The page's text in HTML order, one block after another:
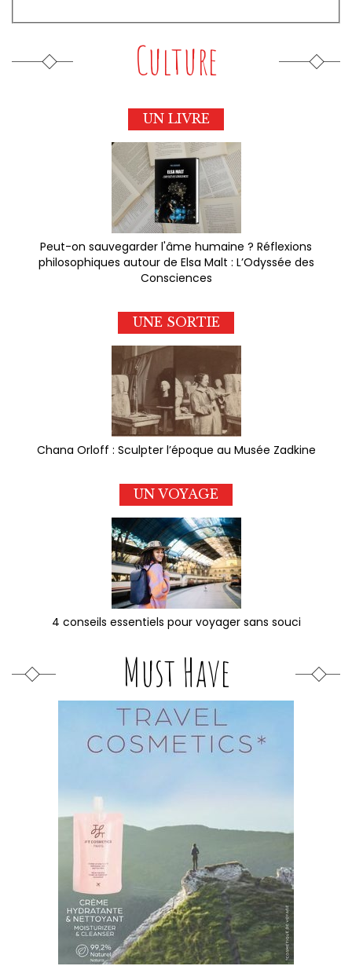
Culture
UN LIVRE
Peut-on sauvegarder l'âme humaine ? Réflexions
philosophiques autour de Elsa Malt : L’Odyssée des
Consciences
UNE SORTIE
Chana Orloff : Sculpter l’époque au Musée Zadkine
UN VOYAGE
4 conseils essentiels pour voyager sans souci
Must Have